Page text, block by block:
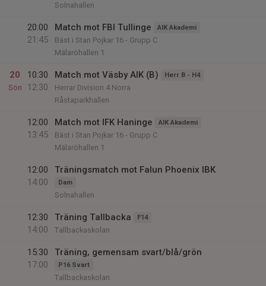
Solnahallen
20:00
21:45
Match mot FBI Tullinge AIK Akademi
Bäst i Stan Pojkar 16 - Grupp C
Mälaröhallen 1
20
Sön
10:30
12:30
Match mot Väsby AIK (B) Herr B - H4
Herrar Division 4 Norra
Råstaparkhallen
12:00
13:45
Match mot IFK Haninge AIK Akademi
Bäst i Stan Pojkar 16 - Grupp C
Mälaröhallen 1
12:00
14:00
Träningsmatch mot Falun Phoenix IBK
Dam
Solnahallen
12:30
14:00
Träning Tallbacka F14
Tallbackaskolan
15:30
17:00
Träning, gemensam svart/blå/grön
P16 Svart
Tallbackaskolan